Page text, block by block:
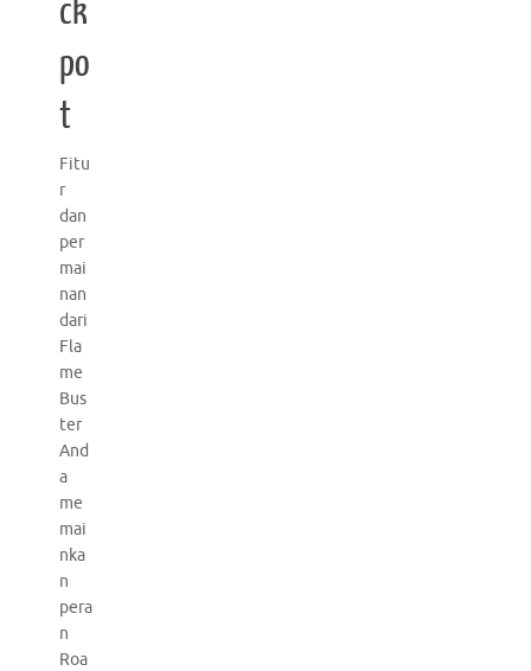
ck
po
t
Fitu
r
dan
per
mai
nan
dari
Fla
me
Bus
ter
And
a
me
mai
nka
n
pera
n
Roa